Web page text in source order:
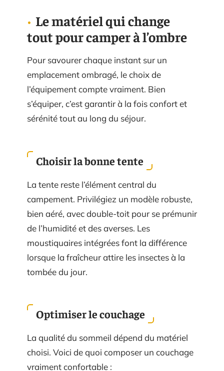
Le matériel qui change
tout pour camper à l’ombre
Pour savourer chaque instant sur un
emplacement ombragé, le choix de
l’équipement compte vraiment. Bien
s’équiper, c’est garantir à la fois confort et
sérénité tout au long du séjour.
Choisir la bonne tente
La tente reste l’élément central du
campement. Privilégiez un modèle robuste,
bien aéré, avec double-toit pour se prémunir
de l’humidité et des averses. Les
moustiquaires intégrées font la différence
lorsque la fraîcheur attire les insectes à la
tombée du jour.
Optimiser le couchage
La qualité du sommeil dépend du matériel
choisi. Voici de quoi composer un couchage
vraiment confortable :